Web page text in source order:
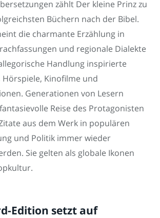
zählt Der kleine Prinz zu
Büchern nach der Bibel.
die charmante Erzählung in
und regionale Dialekte
Handlung inspirierte
Kinofilme und
Generationen von Lesern
Reise des Protagonisten
aus dem Werk in populären
und Politik immer wieder
Sie gelten als globale Ikonen
Edition setzt auf